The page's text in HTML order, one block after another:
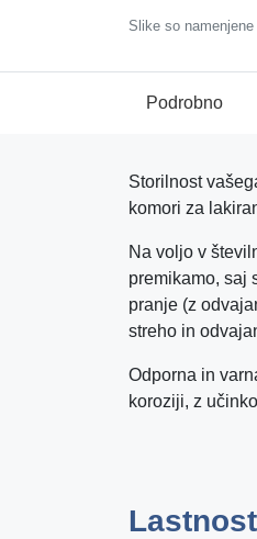
Slike so
Podrobno
Storilnost
komori za
Na voljo v
premikamo, saj
pranje (z
streho in
Odporna in
koroziji, z